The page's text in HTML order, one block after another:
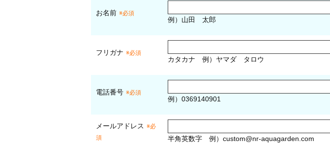
お名前 ※必須
例）山田 太郎
フリガナ ※必須
カタカナ 例）ヤマダ タロウ
電話番号 ※必須
例）0369140901
メールアドレス ※必
須
半角英数字 例） custom@nr-aquagarden.com